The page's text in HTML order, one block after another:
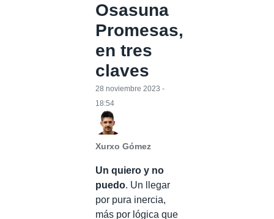
Osasuna
Promesas,
en tres
claves
Xurxo Gómez
28 noviembre 2023 -
18:54
Un quiero y no
puedo. Un llegar
por pura inercia,
más por lógica que